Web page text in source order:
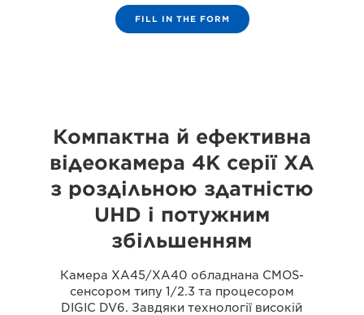
FILL IN THE FORM
Компактна й ефективна
відеокамера 4K серії XA
з роздільною здатністю
UHD і потужним
збільшенням
Камера XA45/XA40 обладнана CMOS-
сенсором типу 1/2.3 та процесором
DIGIC DV6. Завдяки технології високій